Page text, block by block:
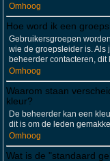
Omhoog
Hoe word ik een
Gebruikersgroepen
wie de groepsleider is. Als
beheerder contacteren,
Omhoog
Waarom staan
kleur?
De beheerder kan een
dit is om de leden
Omhoog
Wat is de "standaard